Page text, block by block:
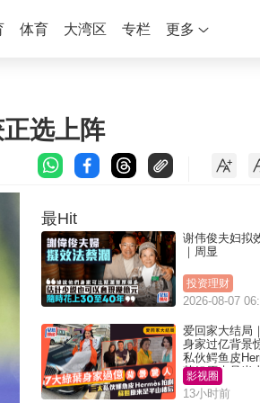
体育 大湾区 专栏 更多
选上阵
最Hit
谢伟俊夫妇拟
｜周显
投资理财
2026-08-07
爱回家大结局
身家过亿背景
私伙鳄鱼皮
苏姐原来是半
影视圈
13小时前